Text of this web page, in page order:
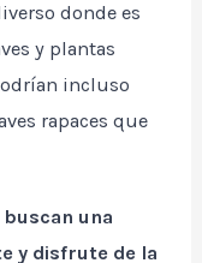
donde es
y plantas
incluso
rapaces que
una
y disfrute de la